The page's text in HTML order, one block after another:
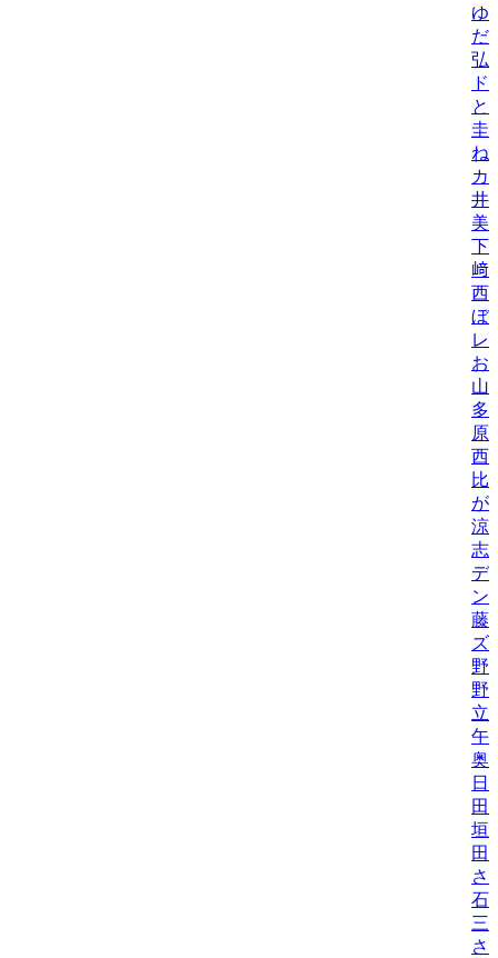
ゆ
だ
弘
ド
と
圭/
ね
カ
井
美/
下
﨑
西
ぼ/
レ
お
山
多
原
西
比
が
涼/
志
デ
ン
藤
ズ
野
野
立
午
奥
日
田
垣
田
さ
石
三
さ